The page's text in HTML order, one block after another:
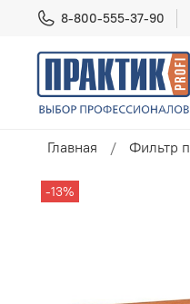
8-800-555-37-90
Главная Фильтр
-13%